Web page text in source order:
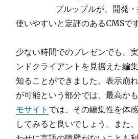
プルップルが、開発・
使いやすいと定評のあるCMSです
少ない時間でのプレゼンでも、
ンドクライアントを見据えた編
知ることができました。表示崩
が可能という部分では、最高かも
モサイト では、その編集性を体
してみると良いでしょう。また